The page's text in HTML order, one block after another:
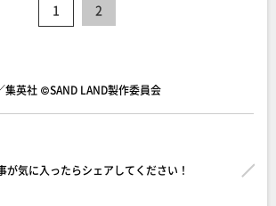
1 2
英社 ©SAND LAND製作委員会
が気に入ったらシェアしてください！